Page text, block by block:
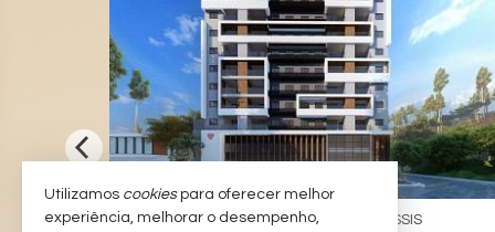
CAMBORIÚ -SÃO FRANCISCO DE ASSIS
Utilizamos cookiespara oferecer melhor
experiência, melhorar o desempenho,